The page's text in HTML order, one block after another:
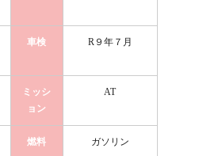
車検 R９年７月
ミッシ
ョン
AT
燃料 ガソリン